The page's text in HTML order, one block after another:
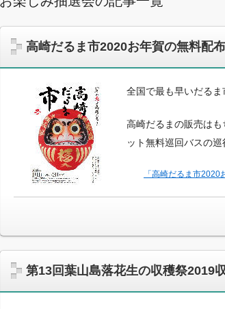
高崎だるま市2020お年賀の無料配
全国で最も早いだるま
高崎だるまの販売は
ット無料巡回バスの巡
「高崎だるま市
第13回葉山島落花生の収穫祭2019